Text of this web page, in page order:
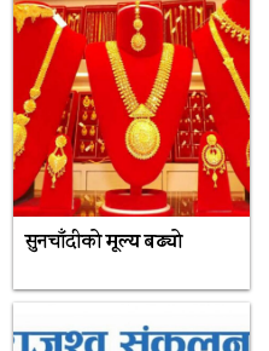
सुनचाँदीको मूल्य बढ्यो